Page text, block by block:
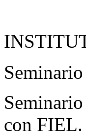
Seminario
con FIEL.